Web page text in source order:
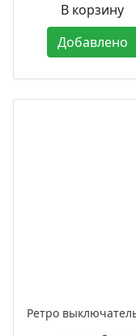
В корзину
Добавлено